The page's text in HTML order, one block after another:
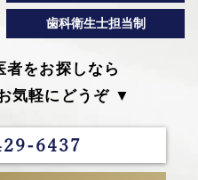
歯科衛生士担当制
者をお探しなら
気軽にどうぞ ▼
6437